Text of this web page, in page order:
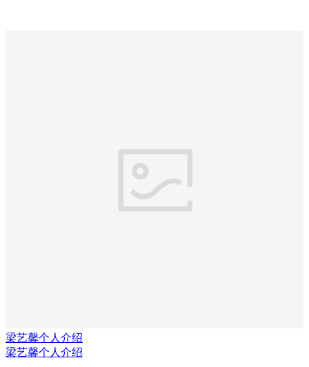
梁艺馨个人介绍
梁艺馨个人介绍